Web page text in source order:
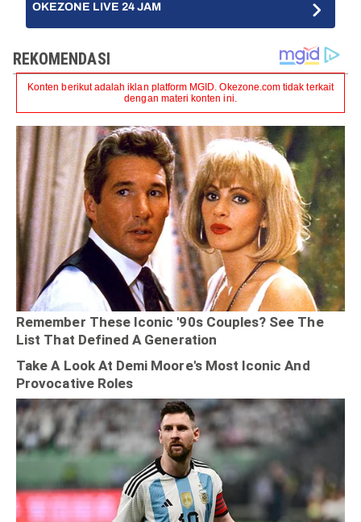
OKEZONE LIVE 24 JAM